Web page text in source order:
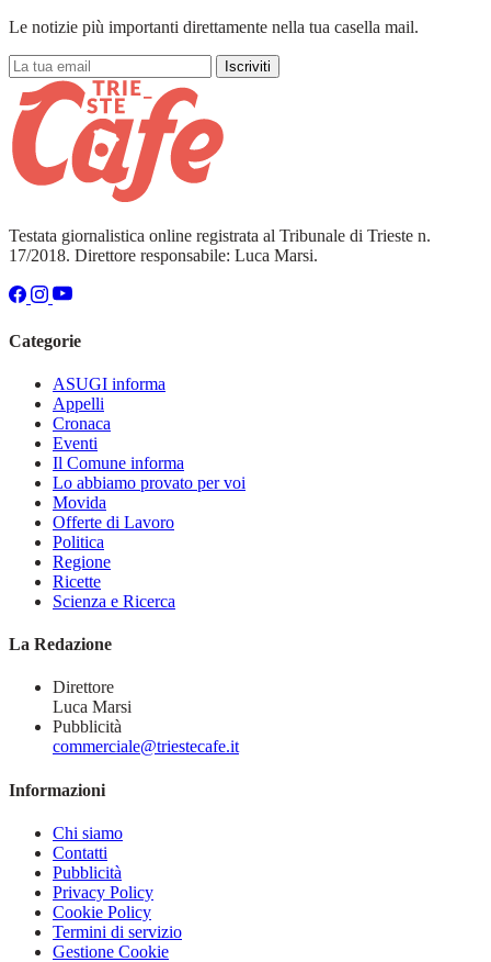
Le notizie più importanti direttamente nella tua casella mail.
Iscriviti
Testata giornalistica online registrata al Tribunale di Trieste n.
17/2018. Direttore responsabile: Luca Marsi.
Categorie
ASUGI informa
Appelli
Cronaca
Eventi
Il Comune informa
Lo abbiamo provato per voi
Movida
Offerte di Lavoro
Politica
Regione
Ricette
Scienza e Ricerca
La Redazione
Direttore
Luca Marsi
Pubblicità
commerciale@triestecafe.it
Informazioni
Chi siamo
Contatti
Pubblicità
Privacy Policy
Cookie Policy
Termini di servizio
Gestione Cookie